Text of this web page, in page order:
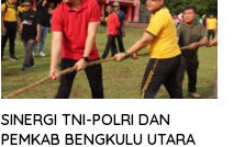
SINERGI TNI-POLRI DAN
PEMKAB BENGKULU UTARA